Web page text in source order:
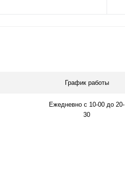
График работы
Ежедневно с 10-00 до 20-
30